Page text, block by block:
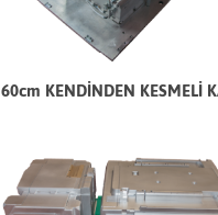
60cm KENDİNDEN KESMELİ